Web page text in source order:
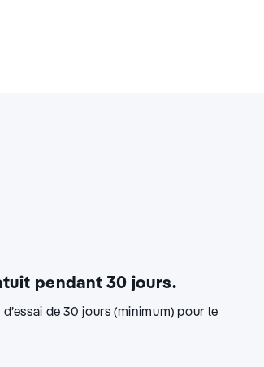
pendant 30 jours.
de 30 jours (minimum) pour le